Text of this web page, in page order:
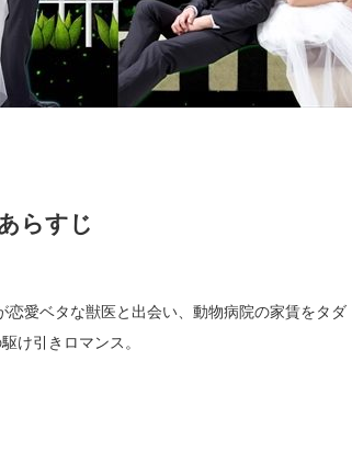
らすじ
愛ベタな獣医と出会い、動物病院の家賃をタダ
け引きロマンス。